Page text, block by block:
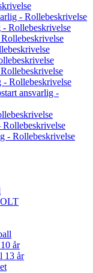
- Rollebeskrivelse
- Rollebeskrivelse
- Rollebeskrivelse
ansvarlig -
- Rollebeskrivelse
år
13 år